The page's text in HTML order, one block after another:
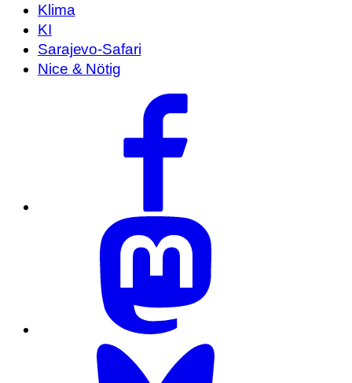
Klima
KI
Sarajevo-Safari
Nice & Nötig